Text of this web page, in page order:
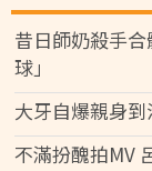
昔日師奶殺手
球」
大牙自爆親身
不滿扮醜拍MV